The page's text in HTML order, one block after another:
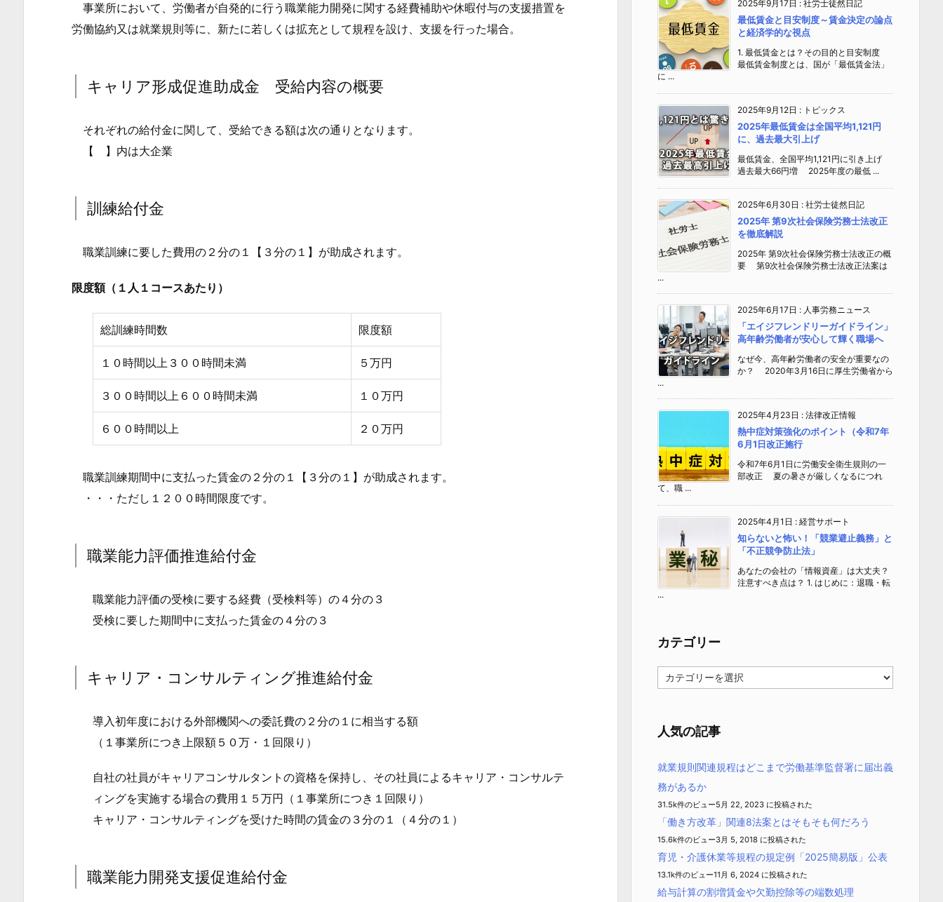
訓
練
金
職
業
評
推
給
付
リ
ア・
ン
ィ
推
進
金
職
能
発
援
促
事業所において、労働者が自発的に行う職業能力開発に関する経費補助や休暇付与の支援措置を
労働協約又は就業規則等に、新たに若しくは拡充として規程を設け、支援を行った場合。
キャリア形成促進助成金 受給内容の概要
それぞれの給付金に関して、受給できる額は次の通りとなります。
【 】内は大企業
訓練給付金
職業訓練に要した費用の２分の１【３分の１】が助成されます。
限度額（１人１コースあたり）
総訓練時間数 限度額
１０時間以上３００時間未満 ５万円
３００時間以上６００時間未満 １０万円
６００時間以上 ２０万円
職業訓練期間中に支払った賃金の２分の１【３分の１】が助成されます。
・・・ただし１２００時間限度です。
職業能力評価推進給付金
職業能力評価の受検に要する経費（受検料等）の４分の３
受検に要した期間中に支払った賃金の４分の３
キャリア・コンサルティング推進給付金
導入初年度における外部機関への委託費の２分の１に相当する額
（１事業所につき上限額５０万・１回限り）
自社の社員がキャリアコンサルタントの資格を保持し、その社員によるキャリア・コンサルテ
ィングを実施する場合の費用１５万円（１事業所につき１回限り）
キャリア・コンサルティングを受けた時間の賃金の３分の１（４分の１）
職業能力開発支援促進給付金
2025年9月17日 : 社労士徒然日記
最低賃金と目安制度～賃金決定の論点
と経済学的な視点
1. 最低賃金とは？その目的と目安制度
最低賃金制度とは、国が「最低賃金法」
に ...
2025年9月12日 : トピックス
2025年最低賃金は全国平均1,121円
に、過去最大引上げ
最低賃金、全国平均1,121円に引き上げ
過去最大66円増 2025年度の最低 ...
2025年6月30日 : 社労士徒然日記
2025年 第9次社会保険労務士法改正
を徹底解説
2025年 第9次社会保険労務士法改正の概
要 第9次社会保険労務士法改正法案は
...
2025年6月17日 : 人事労務ニュース
「エイジフレンドリーガイドライン」
高年齢労働者が安心して輝く職場へ
なぜ今、高年齢労働者の安全が重要なの
か？ 2020年3月16日に厚生労働省から
...
2025年4月23日 : 法律改正情報
熱中症対策強化のポイント（令和7年
6月1日改正施行
令和7年6月1日に労働安全衛生規則の一
部改正 夏の暑さが厳しくなるにつれ
て、職 ...
2025年4月1日 : 経営サポート
知らないと怖い！「競業避止義務」と
「不正競争防止法」
あなたの会社の「情報資産」は大丈夫？
注意すべき点は？ 1. はじめに：退職・転
...
カテゴリー
テ
ー
人気の記事
就業規則関連規程はどこまで労働基準監督署に届出義
務があるか
31.5k件のビュー5月 22, 2023 に投稿された
「働き方改革」関連8法案とはそもそも何だろう
15.6k件のビュー3月 5, 2018 に投稿された
育児・介護休業等規程の規定例「2025簡易版」公表
13.1k件のビュー11月 6, 2024 に投稿された
給与計算の割増賃金や欠勤控除等の端数処理